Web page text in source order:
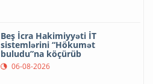
Beş İcra Hakimiyyəti İT
sistemlərini “Hökumət
buludu”na köçürüb
06-08-2026